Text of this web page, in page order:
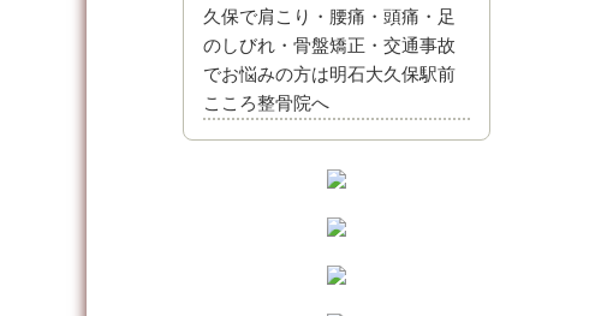
久保で肩こり・腰痛・頭痛・足
のしびれ・骨盤矯正・交通事故
でお悩みの方は明石大久保駅前
こころ整骨院へ